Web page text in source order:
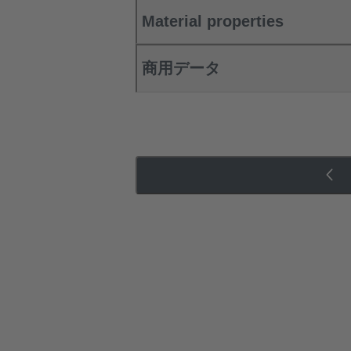
Material properties
商用データ